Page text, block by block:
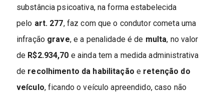
substância psicoativa, na forma estabelecida
pelo art. 277, faz com que o condutor cometa uma
infração grave, e a penalidade é de multa, no valor
de R$2.934,70 e ainda tem a medida administrativa
de recolhimento da habilitação e retenção do
veículo, ficando o veículo apreendido, caso não